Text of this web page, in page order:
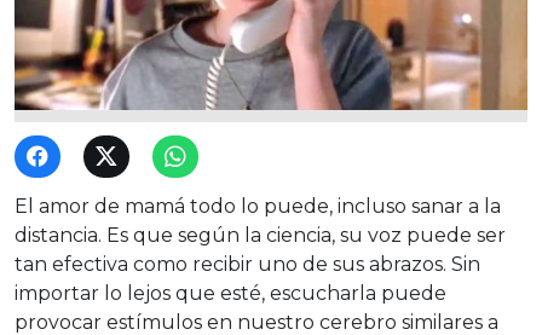
El amor de mamá todo lo puede, incluso sanar a la
distancia. Es que según la ciencia, su voz puede ser
tan efectiva como recibir uno de sus abrazos. Sin
importar lo lejos que esté, escucharla puede
provocar estímulos en nuestro cerebro similares a